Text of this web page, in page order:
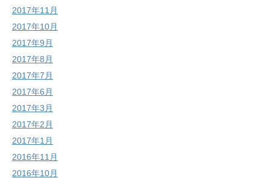
2017年11月
2017年10月
2017年9月
2017年8月
2017年7月
2017年6月
2017年3月
2017年2月
2017年1月
2016年11月
2016年10月